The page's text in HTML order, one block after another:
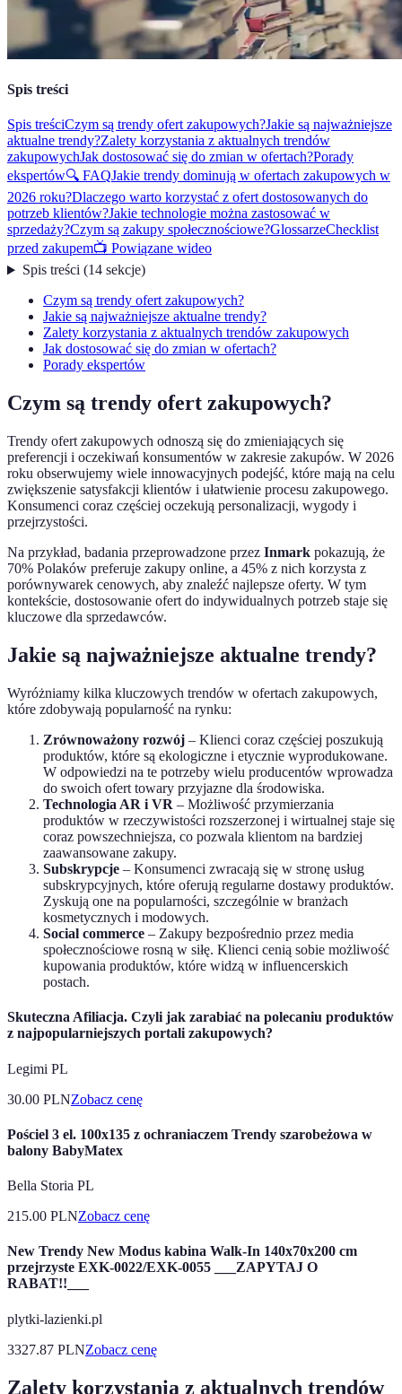
Spis treści
Spis treściCzym są trendy ofert zakupowych?Jakie są najważniejsze
aktualne trendy?Zalety korzystania z aktualnych trendów
zakupowychJak dostosować się do zmian w ofertach?Porady
ekspertów🔍 FAQJakie trendy dominują w ofertach zakupowych w
2026 roku?Dlaczego warto korzystać z ofert dostosowanych do
potrzeb klientów?Jakie technologie można zastosować w
sprzedaży?Czym są zakupy społecznościowe?GlossarzeChecklist
przed zakupem📺 Powiązane wideo
Spis treści(14 sekcje)
Czym są trendy ofert zakupowych?
Jakie są najważniejsze aktualne trendy?
Zalety korzystania z aktualnych trendów zakupowych
Jak dostosować się do zmian w ofertach?
Porady ekspertów
Czym są trendy ofert zakupowych?
Trendy ofert zakupowych odnoszą się do zmieniających się
preferencji i oczekiwań konsumentów w zakresie zakupów. W 2026
roku obserwujemy wiele innowacyjnych podejść, które mają na celu
zwiększenie satysfakcji klientów i ułatwienie procesu zakupowego.
Konsumenci coraz częściej oczekują personalizacji, wygody i
przejrzystości.
Na przykład, badania przeprowadzone przez Inmark pokazują, że
70% Polaków preferuje zakupy online, a 45% z nich korzysta z
porównywarek cenowych, aby znaleźć najlepsze oferty. W tym
kontekście, dostosowanie ofert do indywidualnych potrzeb staje się
kluczowe dla sprzedawców.
Jakie są najważniejsze aktualne trendy?
Wyróżniamy kilka kluczowych trendów w ofertach zakupowych,
które zdobywają popularność na rynku:
Zrównoważony rozwój – Klienci coraz częściej poszukują
produktów, które są ekologiczne i etycznie wyprodukowane.
W odpowiedzi na te potrzeby wielu producentów wprowadza
do swoich ofert towary przyjazne dla środowiska.
Technologia AR i VR – Możliwość przymierzania
produktów w rzeczywistości rozszerzonej i wirtualnej staje się
coraz powszechniejsza, co pozwala klientom na bardziej
zaawansowane zakupy.
Subskrypcje – Konsumenci zwracają się w stronę usług
subskrypcyjnych, które oferują regularne dostawy produktów.
Zyskują one na popularności, szczególnie w branżach
kosmetycznych i modowych.
Social commerce – Zakupy bezpośrednio przez media
społecznościowe rosną w siłę. Klienci cenią sobie możliwość
kupowania produktów, które widzą w influencerskich
postach.
Skuteczna Afiliacja. Czyli jak zarabiać na polecaniu produktów
z najpopularniejszych portali zakupowych?
Legimi PL
30.00 PLNZobacz cenę
Pościel 3 el. 100x135 z ochraniaczem Trendy szarobeżowa w
balony BabyMatex
Bella Storia PL
215.00 PLNZobacz cenę
New Trendy New Modus kabina Walk-In 140x70x200 cm
przejrzyste EXK-0022/EXK-0055 ___ZAPYTAJ O
RABAT!!___
plytki-lazienki.pl
3327.87 PLNZobacz cenę
Zalety korzystania z aktualnych trendów